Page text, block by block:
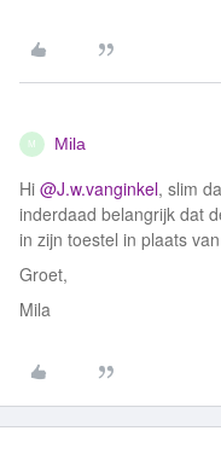
M Mila
Hi @J.w.vanginkel, slim
inderdaad belangrijk dat
in zijn toestel in plaats
Groet,
Mila